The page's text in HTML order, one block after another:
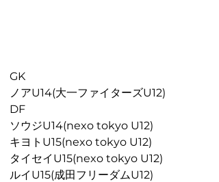
GK
ノアU14(大一ファイターズU12)
DF
ソウジU14(nexo tokyo U12)
キヨトU15(nexo tokyo U12)
タイセイU15(nexo tokyo U12)
ルイU15(成田フリーダムU12)